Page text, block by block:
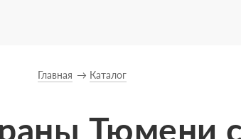
Главная Каталог
Тюмени